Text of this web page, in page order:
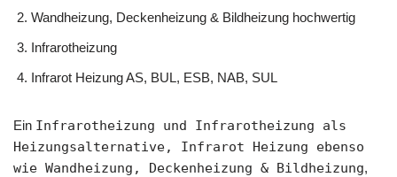
Wandheizung, Deckenheizung & Bildheizung hochwertig
Infrarotheizung
Infrarot Heizung AS, BUL, ESB, NAB, SUL
Ein Infrarotheizung und Infrarotheizung als
Heizungsalternative, Infrarot Heizung ebenso
wie Wandheizung, Deckenheizung & Bildheizung,